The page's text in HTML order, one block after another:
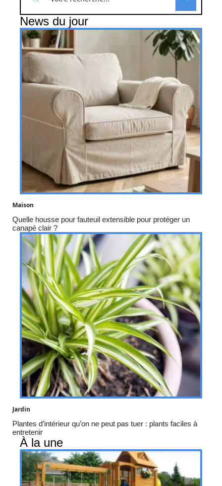
News du jour
Maison
Quelle housse pour fauteuil extensible pour protéger un
canapé clair ?
Jardin
Plantes d’intérieur qu’on ne peut pas tuer : plants faciles à
entretenir
À la une